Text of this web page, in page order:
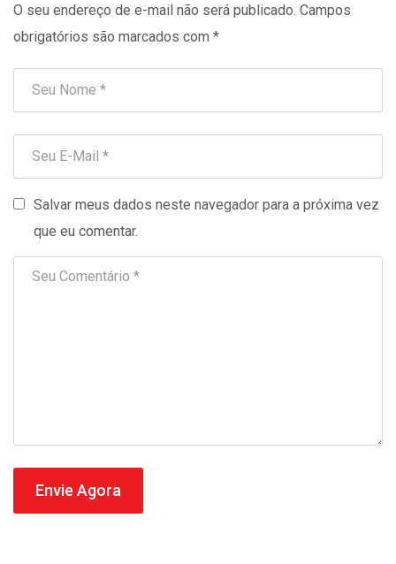
O seu endereço de e-mail não será publicado. Campos
obrigatórios são marcados com *
Salvar meus dados neste navegador para a próxima vez
que eu comentar.
Envie Agora